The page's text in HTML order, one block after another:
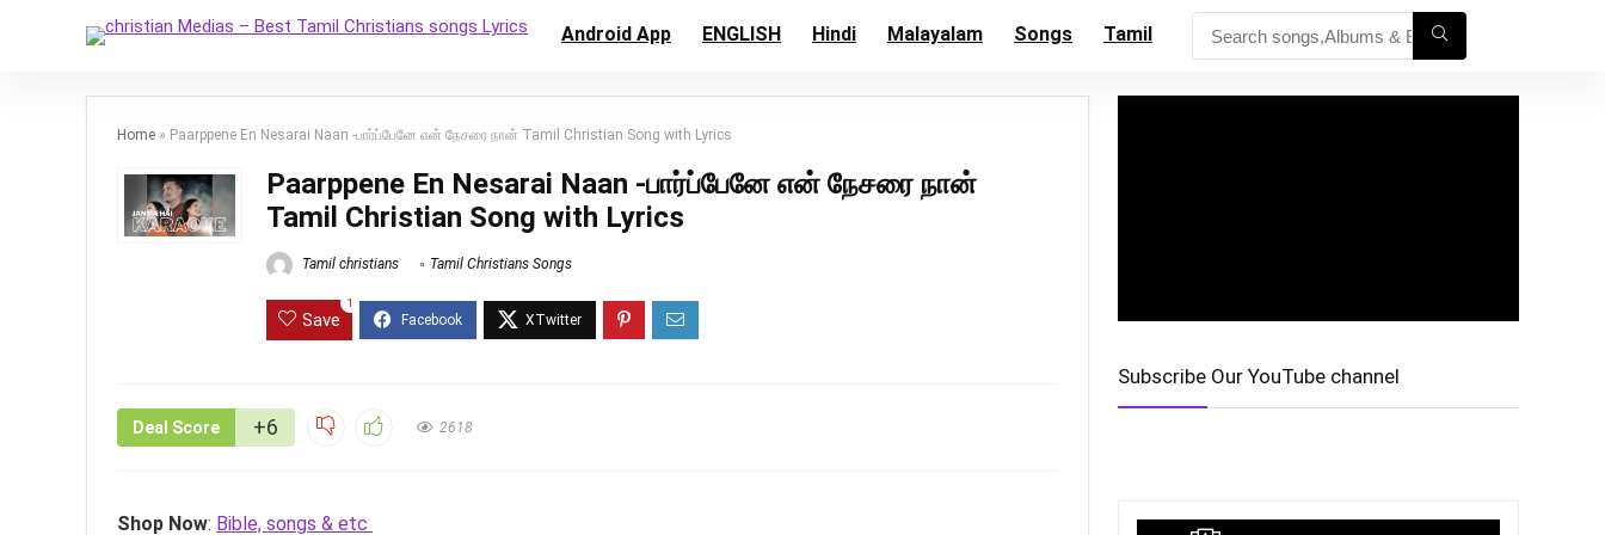
Android App ENGLISH Hindi Malayalam Songs Tamil
Home » Paarppene En Nesarai Naan -பார்ப்பேனே என் நேசரை நான் Tamil Christian Song with Lyrics
Paarppene En Nesarai Naan -பார்ப்பேனே என் நேசரை நான்
Tamil Christian Song with Lyrics
Tamil christians Tamil Christians Songs
Save
1
Deal Score +6 2618
Shop Now: Bible, songs & etc
Subscribe Our YouTube channel